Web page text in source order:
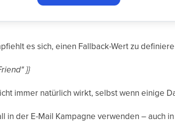
es sich, einen Fallback-Wert zu
}}
immer natürlich wirkt, selbst wenn einige
in der E-Mail Kampagne verwenden – auch